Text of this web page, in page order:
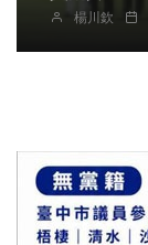
楊川欽